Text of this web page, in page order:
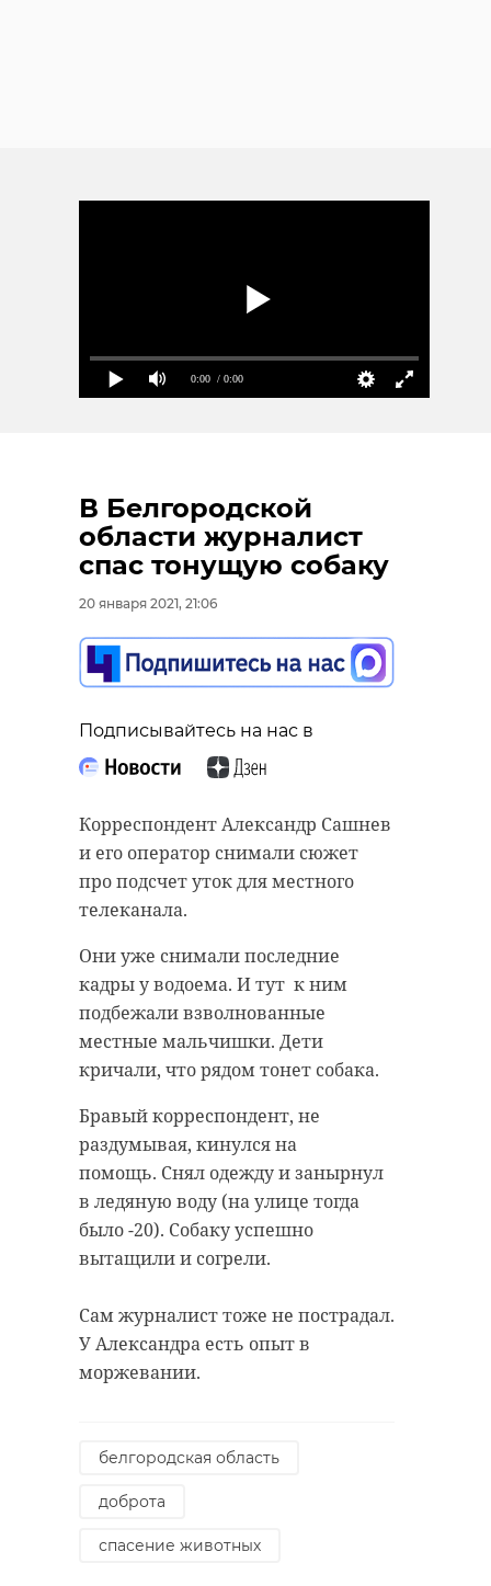
0:00 / 0:00
В Белгородской
области журналист
спас тонущую собаку
20 января 2021, 21:06
Подписывайтесь на нас в
Корреспондент Александр Сашнев
и его оператор снимали сюжет
про подсчет уток для местного
телеканала.
Они уже снимали последние
кадры у водоема. И тут к ним
подбежали взволнованные
местные мальчишки. Дети
кричали, что рядом тонет собака.
Бравый корреспондент, не
раздумывая, кинулся на
помощь. Снял одежду и занырнул
в ледяную воду (на улице тогда
было -20). Собаку успешно
вытащили и согрели.
Сам журналист тоже не пострадал.
У Александра есть опыт в
моржевании.
белгородская область
доброта
спасение животных